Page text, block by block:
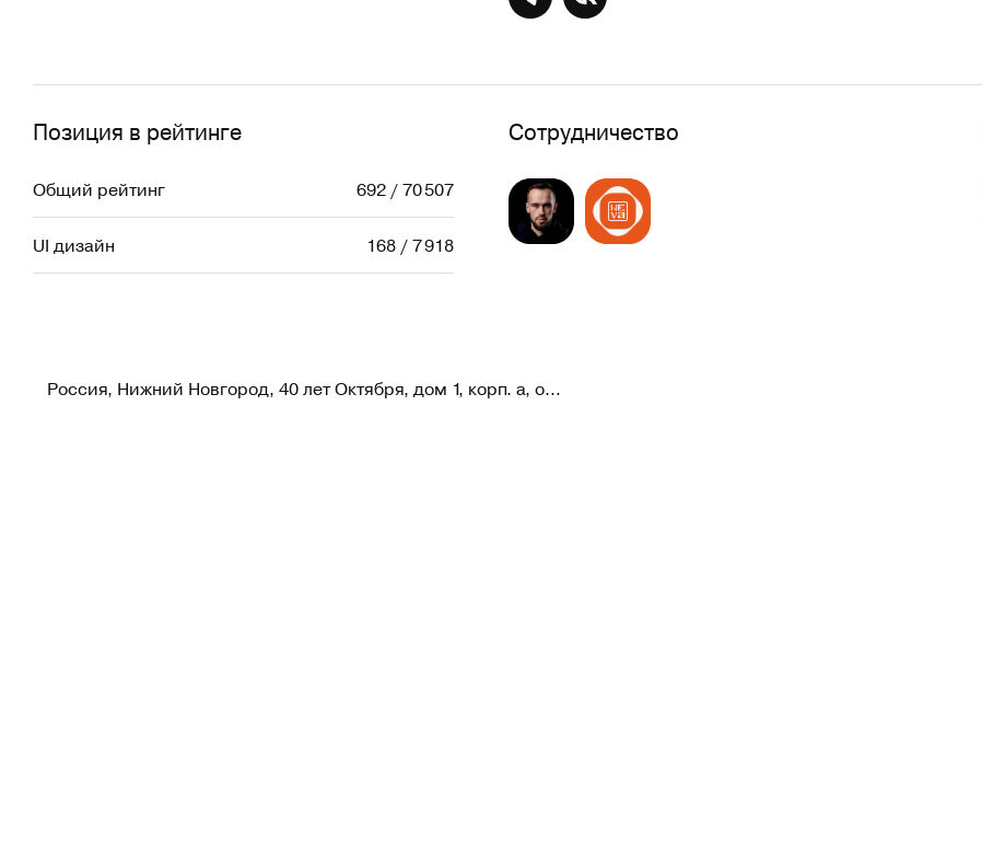
Позиция в рейтинге
Общий рейтинг 692 / 70 507
UI дизайн 168 / 7 918
Сотрудничество
Россия, Нижний Новгород, 40 лет Октября, дом 1, корп. а, офис 16